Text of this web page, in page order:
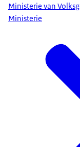
Ministerie van
Ministerie